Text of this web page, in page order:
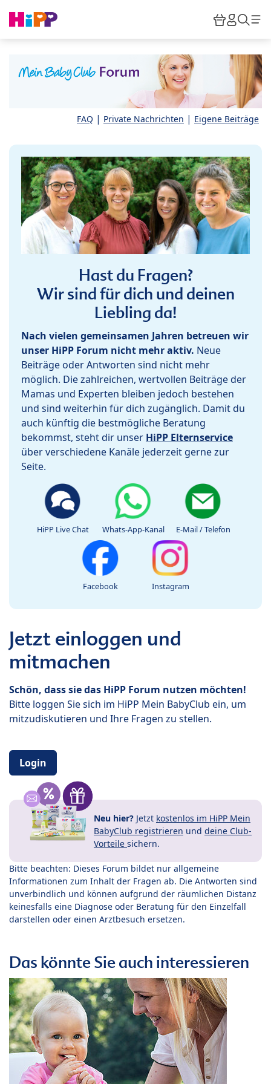
HiPP
FAQ | Private Nachrichten | Eigene Beiträge
Hast du Fragen?
Wir sind für dich und deinen
Liebling da!
Nach vielen gemeinsamen Jahren betreuen wir
unser HiPP Forum nicht mehr aktiv. Neue
Beiträge oder Antworten sind nicht mehr
möglich. Die zahlreichen, wertvollen Beiträge der
Mamas und Experten bleiben jedoch bestehen
und sind weiterhin für dich zugänglich. Damit du
auch künftig die bestmögliche Beratung
bekommst, steht dir unser HiPP Elternservice
über verschiedene Kanäle jederzeit gerne zur
Seite.
HiPP Live Chat Whats-App-Kanal E-Mail / Telefon
Facebook Instagram
Jetzt einloggen und
mitmachen
Schön, dass sie das HiPP Forum nutzen möchten!
Bitte loggen Sie sich im HiPP Mein BabyClub ein, um
mitzudiskutieren und Ihre Fragen zu stellen.
Login
Neu hier? Jetzt kostenlos im HiPP Mein
BabyClub registrieren und deine Club-
Vorteile sichern.
Bitte beachten: Dieses Forum bildet nur allgemeine
Informationen zum Inhalt der Fragen ab. Die Antworten sind
unverbindlich und können aufgrund der räumlichen Distanz
keinesfalls eine Diagnose oder Beratung für den Einzelfall
darstellen oder einen Arztbesuch ersetzen.
Das könnte Sie auch interessieren